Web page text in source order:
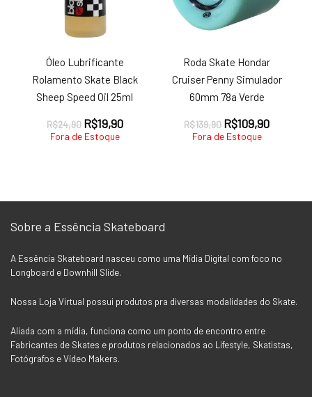
Óleo Lubrificante
Rolamento Skate Black
Sheep Speed Oil 25ml
R$24,90 O
preço
R$19,90O
Fora de Estoque
Roda Skate Hondar
Cruiser Penny Simulador
60mm 78a Verde
R$139,90 O
preço
R$109,90O
Fora de Estoque
Sobre a Essência Skateboard
A Essência Skateboard nasceu como uma Mídia Digital com foco no
Longboard e Downhill Slide.
Nossa Loja Virtual possui produtos pra diversas modalidades do Skate.
Aliada com a mídia, funciona como um ponto de encontro entre
Fabricantes de Skates e produtos relacionados ao Lifestyle, Skatistas,
Fotógrafos e Vídeo Makers.